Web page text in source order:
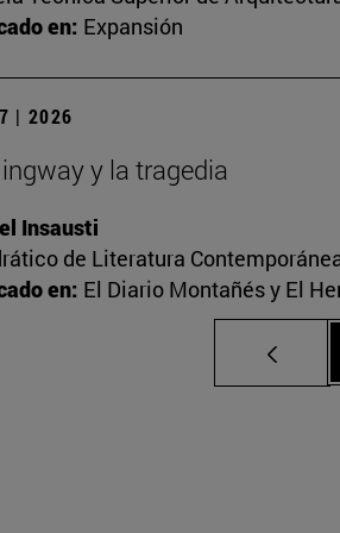
en: Expansión
| 2026
y la tragedia
Insausti
de Literatura
en: El Diario Montañés y El